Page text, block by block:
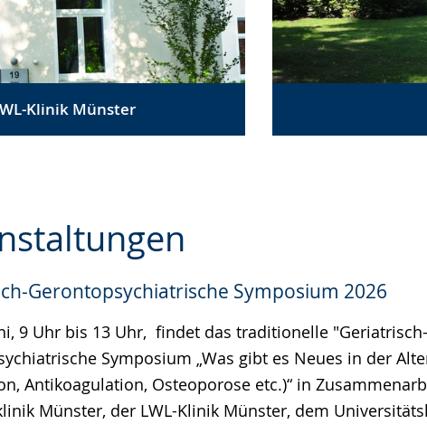
Klinik Münster
Gerontopsychiatrische Symposium 2026
9 Uhr bis 13 Uhr, findet das traditionelle "Geriatrisch-
Symposium „Was gibt es Neues in der
Antikoagulation, Osteoporose etc.)“ in
Münster, der LWL-Klinik Münster, dem